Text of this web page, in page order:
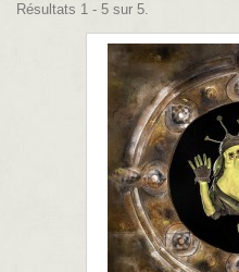
Résultats 1 - 5 sur 5.